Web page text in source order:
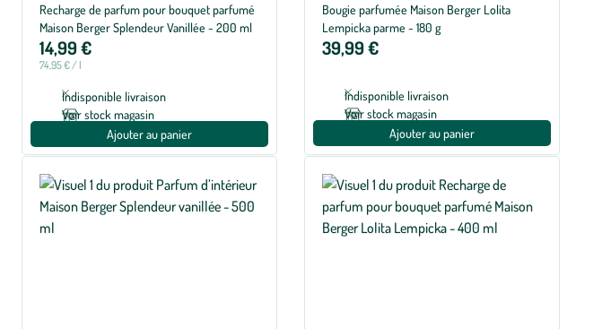
Recharge de parfum pour bouquet parfumé
Maison Berger Splendeur Vanillée - 200 ml
14,99 €
74,95 € / l
Indisponible livraison
Voir stock magasin
Ajouter au panier
Bougie parfumée Maison Berger Lolita
Lempicka parme - 180 g
39,99 €
Indisponible livraison
Voir stock magasin
Ajouter au panier